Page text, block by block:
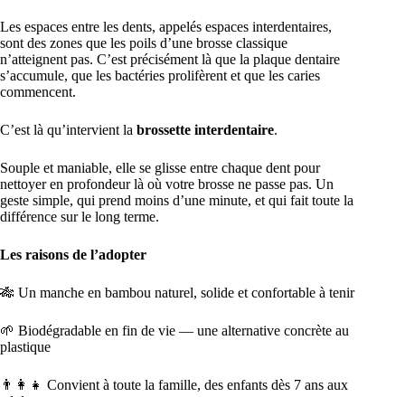
Les espaces entre les dents, appelés espaces interdentaires,
sont des zones que les poils d’une brosse classique
n’atteignent pas. C’est précisément là que la plaque dentaire
s’accumule, que les bactéries prolifèrent et que les caries
commencent.
C’est là qu’intervient la brossette interdentaire.
Souple et maniable, elle se glisse entre chaque dent pour
nettoyer en profondeur là où votre brosse ne passe pas. Un
geste simple, qui prend moins d’une minute, et qui fait toute la
différence sur le long terme.
Les raisons de l’adopter
🎋 Un manche en bambou naturel, solide et confortable à tenir
🌱 Biodégradable en fin de vie — une alternative concrète au
plastique
👨‍👩‍👧 Convient à toute la famille, des enfants dès 7 ans aux